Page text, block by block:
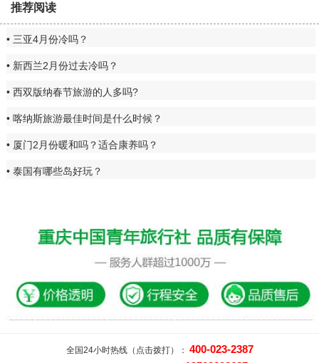
推荐阅读
三亚4月份冷吗？
新西兰2月份过去冷吗？
西双版纳春节旅游的人多吗?
喀纳斯旅游最佳时间是什么时候？
厦门2月份暖和吗？适合康养吗？
泰国有哪些岛好玩？
全国24小时热线（点击拨打）： 400-023-2387